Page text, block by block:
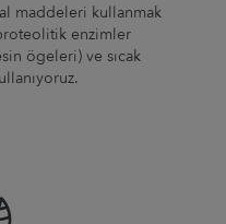
maddeleri kullanmak
enzimler
ögeleri) ve sıcak